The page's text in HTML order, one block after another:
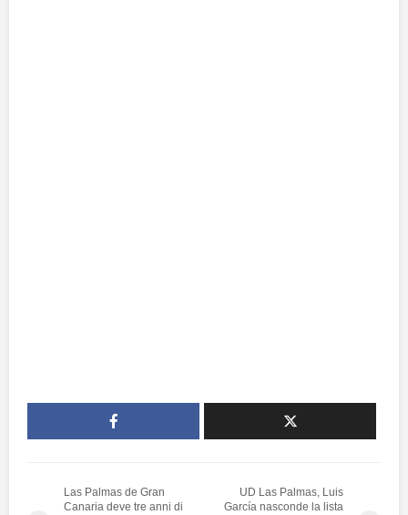
Las Palmas de Gran
Canaria deve tre anni di
UD Las Palmas, Luis
García nasconde la lista